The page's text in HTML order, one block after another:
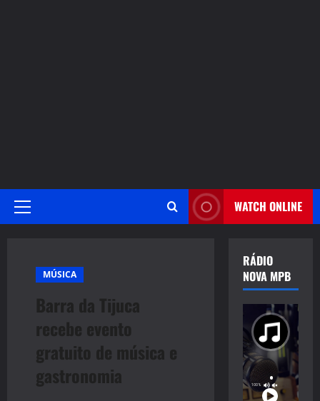
Primary
WATCH ONLINE
MÚSICA
Barra da Tijuca
recebe evento
gratuito de música e
gastronomia
RÁDIO
NOVA MPB